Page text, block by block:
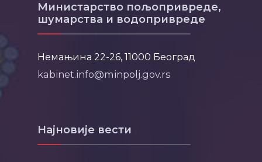
Министарство пољопривреде,
шумарства и водопривреде
Немањина 22-26, 11000 Београд
kabinet.info@minpolj.gov.rs
Најновије вести